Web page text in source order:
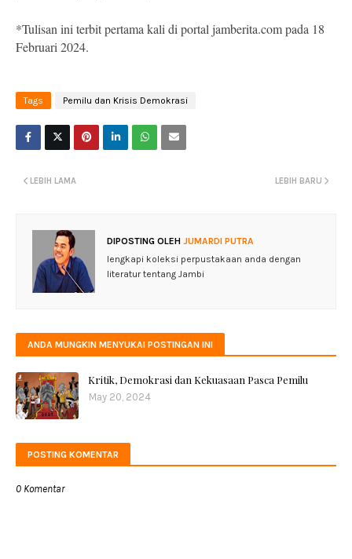
*Tulisan ini terbit pertama kali di portal jamberita.com pada 18
Februari 2024.
Tags Pemilu dan Krisis Demokrasi
LEBIH BARU
LEBIH LAMA
DIPOSTING OLEH JUMARDI PUTRA
lengkapi koleksi perpustakaan anda dengan
literatur tentang Jambi
ANDA MUNGKIN MENYUKAI POSTINGAN INI
Kritik, Demokrasi dan Kekuasaan Pasca Pemilu
May 20, 2024
POSTING KOMENTAR
0 Komentar